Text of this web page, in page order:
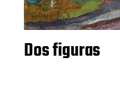
Dos figuras